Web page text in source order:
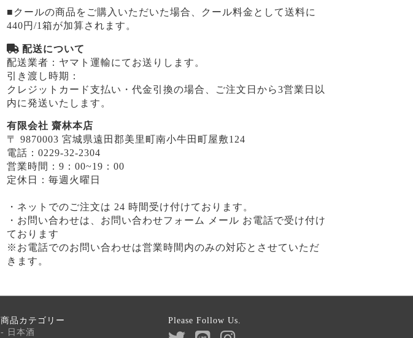
■クールの商品をご購入いただいた場合、クール料金として送料に
440円/1箱が加算されます。
配送について
配送業者：ヤマト運輸にてお送りします。
引き渡し時期：
クレジットカード支払い・代金引換の場合、ご注文日から3営業日以
内に発送いたします。
有限会社 齋林本店
〒 9870003 宮城県遠田郡美里町南小牛田町屋敷124
電話：0229-32-2304
営業時間：9：00~19：00
定休日：毎週火曜日
・ネットでのご注文は 24 時間受け付けております。
・お問い合わせは、お問い合わせフォーム メール お電話で受け付け
ております
※お電話でのお問い合わせは営業時間内のみの対応とさせていただ
きます。
商品カテゴリー
- 日本酒
Please Follow Us.